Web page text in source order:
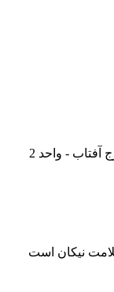
آفتاب - واحد 2
نیکان است